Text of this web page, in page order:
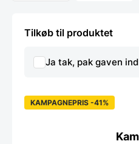
Tilkøb til produktet
Ja tak, pak gaven ind
KAMPAGNEPRIS -41%